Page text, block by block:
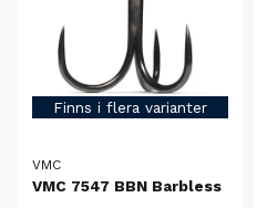
Finns i flera varianter
VMC
VMC 7547 BBN Barbless